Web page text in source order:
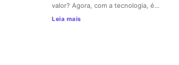
valor? Agora, com a tecnologia, é…
Leia mais